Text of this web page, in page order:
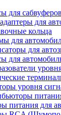
для сабвуферов
для
кольца
для
для
для
уровня
питания для